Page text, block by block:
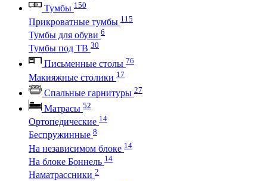
Тумбы 150
Прикроватные тумбы 115
Тумбы для обуви 6
Тумбы под ТВ 30
Письменные столы 76
Макияжные столики 17
Спальные гарнитуры 27
Матрасы 52
Ортопедические 14
Беспружинные 8
На независимом блоке 14
На блоке Боннель 14
Наматрассники 2